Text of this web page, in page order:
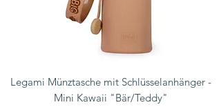
Legami Münztasche mit Schlüsselanhänger -
Mini Kawaii "Bär/Teddy"